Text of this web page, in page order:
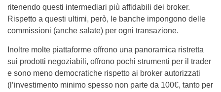
ritenendo questi intermediari più affidabili dei broker.
Rispetto a questi ultimi, però, le banche impongono delle
commissioni (anche salate) per ogni transazione.
Inoltre molte piattaforme offrono una panoramica ristretta
sui prodotti negoziabili, offrono pochi strumenti per il trader
e sono meno democratiche rispetto ai broker autorizzati
(l’investimento minimo spesso non parte da 100€, tanto per